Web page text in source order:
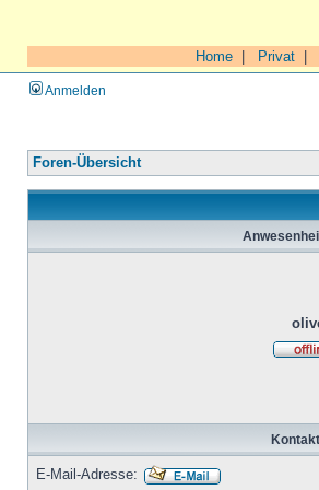
Home Privat
Anmelden
Foren-Übersicht
E-Mail-Adresse: